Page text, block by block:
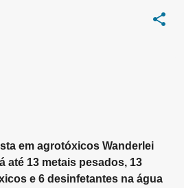
em agrotóxicos Wanderlei
até 13 metais pesados, 13
e 6 desinfetantes na água